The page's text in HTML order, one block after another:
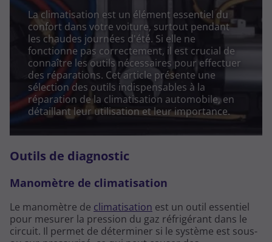
La climatisation est un élément essentiel du
confort dans votre voiture, surtout pendant
les chaudes journées d'été. Si elle ne
fonctionne pas correctement, il est crucial de
connaître les outils nécessaires pour effectuer
des réparations. Cet article présente une
sélection des outils indispensables à la
réparation de la climatisation automobile, en
détaillant leur utilisation et leur importance.
Outils de diagnostic
Manomètre de climatisation
Le manomètre de climatisation est un outil essentiel
pour mesurer la pression du gaz réfrigérant dans le
circuit. Il permet de déterminer si le système est sous-